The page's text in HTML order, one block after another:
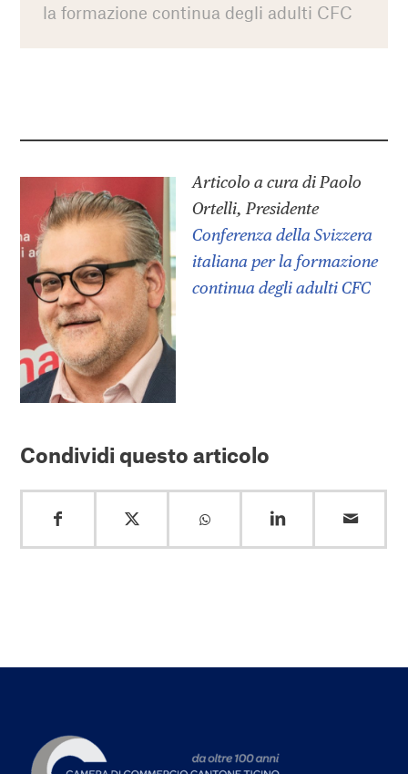
la formazione continua degli adulti CFC
Articolo a cura di Paolo
Ortelli, Presidente
Conferenza della Svizzera
italiana per la formazione
continua degli adulti CFC
Condividi questo articolo